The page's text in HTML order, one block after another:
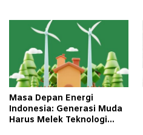
Masa Depan Energi
Indonesia: Generasi Muda
Harus Melek Teknologi